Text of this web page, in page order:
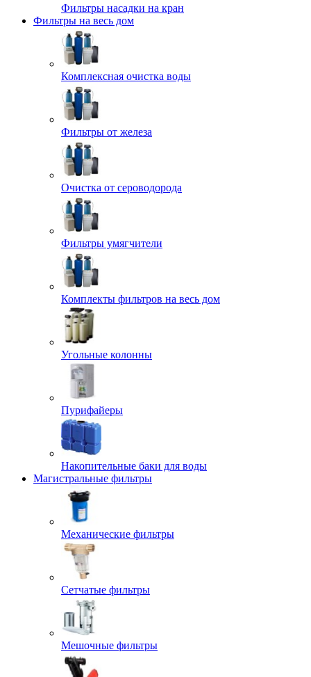
Фильтры насадки на кран
Фильтры на весь дом
Комплексная очистка воды
Фильтры от железа
Очистка от сероводорода
Фильтры умягчители
Комплекты фильтров на весь дом
Угольные колонны
Пурифайеры
Накопительные баки для воды
Магистральные фильтры
Механические фильтры
Сетчатые фильтры
Мешочные фильтры